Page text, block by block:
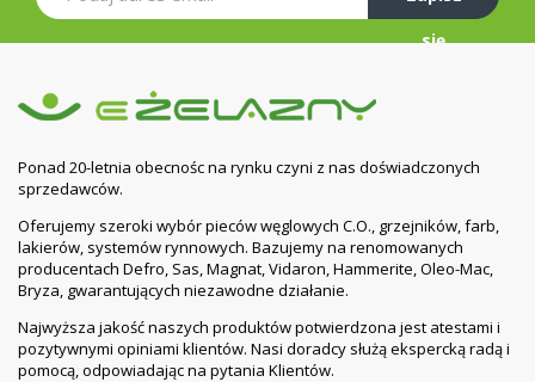
się
Ponad 20-letnia obecnośc na rynku czyni z nas doświadczonych
sprzedawców.
Oferujemy szeroki wybór pieców węglowych C.O., grzejników, farb,
lakierów, systemów rynnowych. Bazujemy na renomowanych
producentach Defro, Sas, Magnat, Vidaron, Hammerite, Oleo-Mac,
Bryza, gwarantujących niezawodne działanie.
Najwyższa jakość naszych produktów potwierdzona jest atestami i
pozytywnymi opiniami klientów. Nasi doradcy służą ekspercką radą i
pomocą, odpowiadając na pytania Klientów.